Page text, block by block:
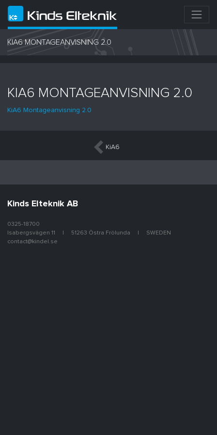
KIA6 MONTAGEANVISNING 2.0
KIA6 MONTAGEANVISNING 2.0
KiA6 Montageanvisning 2.0
InläggsnavigeringKiA6
Kinds Elteknik AB
0325-18700
Isabergsvägen 11
51263 Östra Frölunda
SWEDEN
contact@kindel.se